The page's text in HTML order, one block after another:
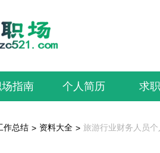
指南 个人简历 求
作总结 > 资料大全 > 旅游行业财务人员